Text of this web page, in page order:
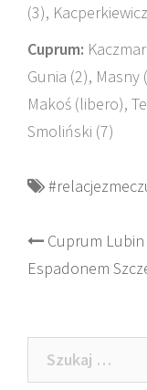
(3),
Cuprum:
Gunia (2),
Makoś (libero),
Smoliński (7)
Post
Cuprum Lubin
Espadonem
Szukaj: